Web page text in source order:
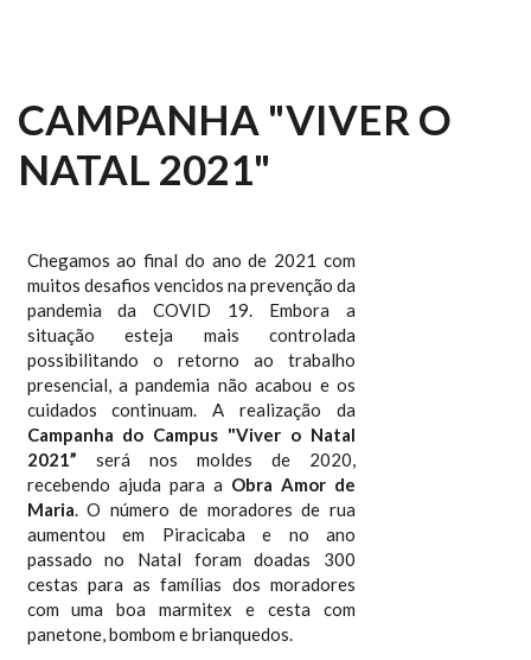
CAMPANHA "VIVER O
NATAL 2021"
Chegamos ao final do ano de 2021 com
muitos desafios vencidos na prevenção da
pandemia da COVID 19. Embora a
situação esteja mais controlada
possibilitando o retorno ao trabalho
presencial, a pandemia não acabou e os
cuidados continuam. A realização da
Campanha do Campus "Viver o Natal
2021” será nos moldes de 2020,
recebendo ajuda para a Obra Amor de
Maria. O número de moradores de rua
aumentou em Piracicaba e no ano
passado no Natal foram doadas 300
cestas para as famílias dos moradores
com uma boa marmitex e cesta com
panetone, bombom e brianquedos.